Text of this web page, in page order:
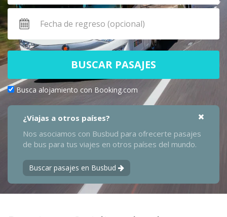
BUSCAR PASAJES
Busca alojamiento con Booking.com
¿Viajas a otros países?
Nos asociamos con Busbud para ofrecerte pasajes
de bus para tus viajes en otros países del mundo.
Buscar pasajes en Busbud